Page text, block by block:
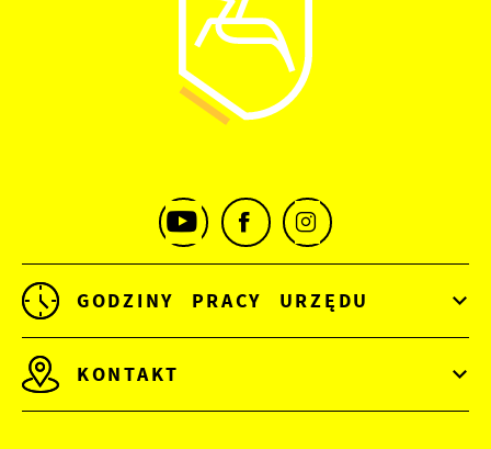
GODZINY PRACY URZĘDU
KONTAKT